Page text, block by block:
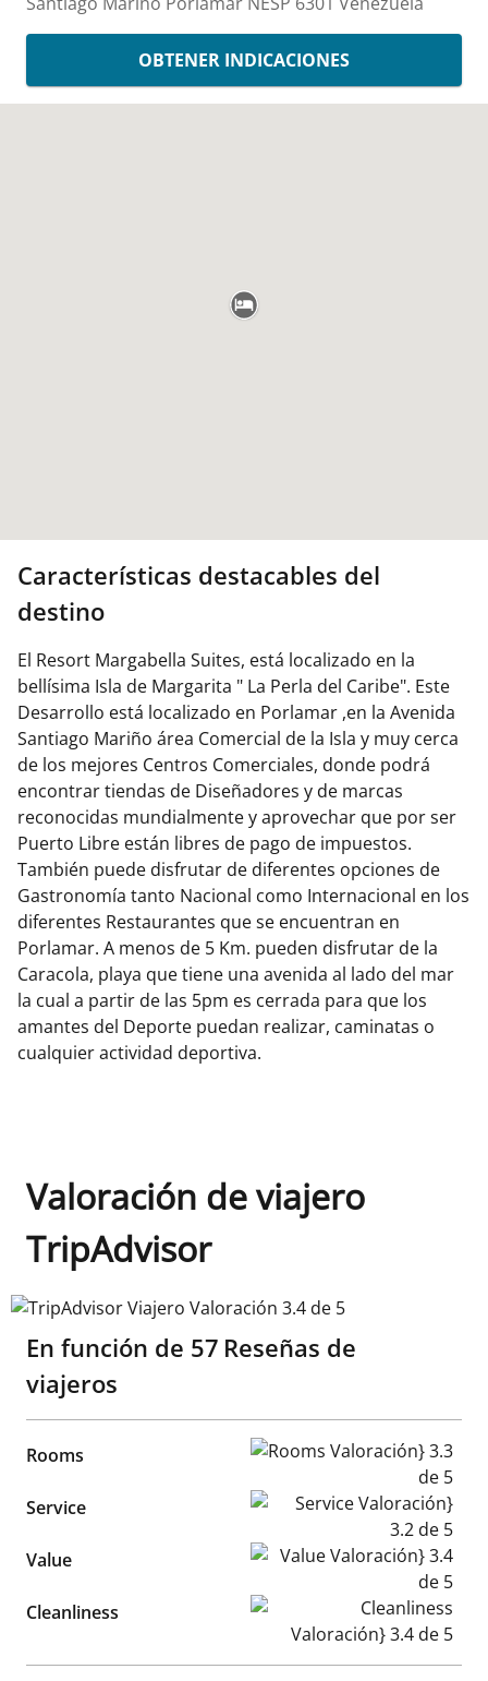
OBTENER INDICACIONES
Características destacables del
destino
El Resort Margabella Suites, está localizado en la
bellísima Isla de Margarita " La Perla del Caribe". Este
Desarrollo está localizado en Porlamar ,en la Avenida
Santiago Mariño área Comercial de la Isla y muy cerca
de los mejores Centros Comerciales, donde podrá
encontrar tiendas de Diseñadores y de marcas
reconocidas mundialmente y aprovechar que por ser
Puerto Libre están libres de pago de impuestos.
También puede disfrutar de diferentes opciones de
Gastronomía tanto Nacional como Internacional en los
diferentes Restaurantes que se encuentran en
Porlamar. A menos de 5 Km. pueden disfrutar de la
Caracola, playa que tiene una avenida al lado del mar
la cual a partir de las 5pm es cerrada para que los
amantes del Deporte puedan realizar, caminatas o
cualquier actividad deportiva.
Valoración de viajero
TripAdvisor
TripAdvisor Viajero Valoración 3.4 de 5
En función de 57 Reseñas de
viajeros
Rooms Rooms Valoración} 3.3 de 5
Service Service Valoración} 3.2 de 5
Value Value Valoración} 3.4 de 5
Cleanliness Cleanliness Valoración} 3.4